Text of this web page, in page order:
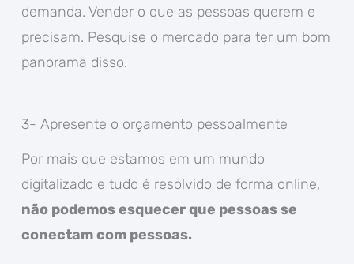
demanda. Vender o que as pessoas querem e
precisam. Pesquise o mercado para ter um bom
panorama disso.
3- Apresente o orçamento pessoalmente
Por mais que estamos em um mundo
digitalizado e tudo é resolvido de forma online,
não podemos esquecer que pessoas se
conectam com pessoas.